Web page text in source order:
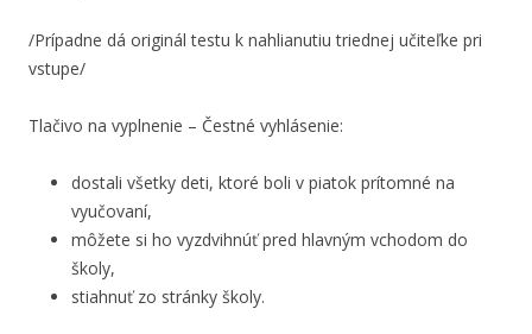
/Prípadne dá originál testu k nahlianutiu triednej učiteľke pri
vstupe/
Tlačivo na vyplnenie – Čestné vyhlásenie:
dostali všetky deti, ktoré boli v piatok prítomné na
vyučovaní,
môžete si ho vyzdvihnúť pred hlavným vchodom do
školy,
stiahnuť zo stránky školy.